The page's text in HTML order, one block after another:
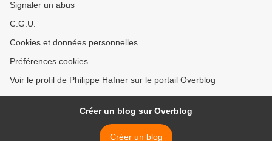
Signaler un abus
C.G.U.
Cookies et données personnelles
Préférences cookies
Voir le profil de Philippe Hafner sur le portail Overblog
Créer un blog sur Overblog
Créer un blog